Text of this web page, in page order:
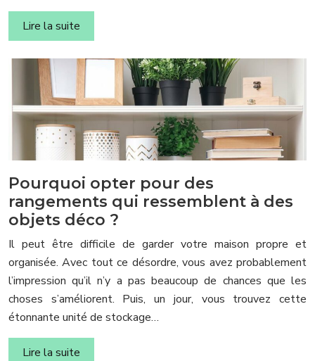
Lire la suite
Pourquoi opter pour des
rangements qui ressemblent à des
objets déco ?
Il peut être difficile de garder votre maison propre et
organisée. Avec tout ce désordre, vous avez probablement
l’impression qu’il n’y a pas beaucoup de chances que les
choses s’améliorent. Puis, un jour, vous trouvez cette
étonnante unité de stockage…
Lire la suite